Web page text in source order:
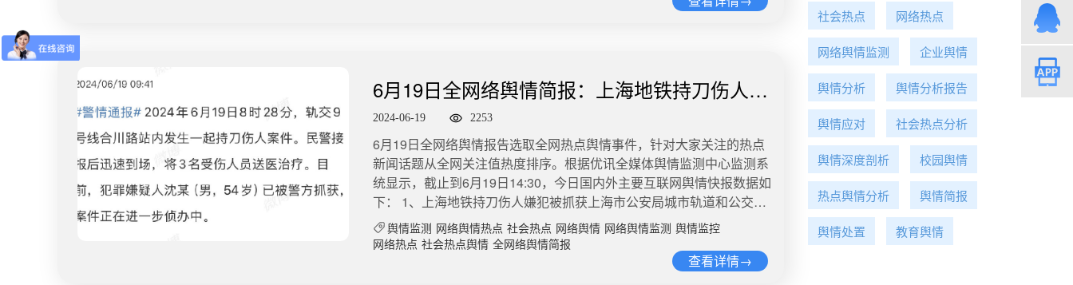
行语用以指代种种让人短暂忘记烦恼、放松心情或转移注意力的事物或
活动。在怀旧意义上，广播体操这个“短效孟婆汤”更加名副其实，它扮
演连接过去与现在、个人与集体、身体与心灵的桥梁角色，成为了人们
寻求精神慰藉和情感共鸣的重要途径。对于许多上班族而言，重新参与
广播体操，既是一场身体的锻炼，又何尝不是一次心灵的回归？微博舆
情热度：阅读量558.2万 讨论量252​6、郑州一小区挣300万给业主分红6
月24日，河南郑州。郑州一小区业主委员会，从小区公共收入中分出三
百多万给业主分红。每平方米13元，按照房本面积给业主发钱，连发5
天。业主大姐领到钱开心地竖起大拇指，她说最起码两年的物业费不用
交了。微博舆情热度：阅读量167.1万 讨论量68
商务专科。进入专科后，张敬成绩不佳，但在努力下，从倒数第四“逆
了大城市，如今在成都安家、娶妻生子。我高考考得不算好，想对学弟
学妹们说，高考很重要，但高考不能定终生，未来仍有很多可能性。”
考543分要奖5006月22日，内蒙古乌兰察布。男生高考后在烧烤店兼
职，高考查分543被店员围住道喜。烧烤店老板李先生称，男生学的是
理科，自己知道他543分的成绩后替他感到开心，将查分的监控画面截
出来给他留作纪念，打算最后结算工资时，给他多发500元左右的奖
金。微博舆情热度：阅读量1148.1万 讨论量282
受访咖啡师透露，即便是一线城市，Manner的咖啡师月薪也基本约在
的高峰，还出现了倒退的情况。“最好的时候基本上新入职的咖啡师，
税前八九千是没问题的，到手大概就是五六千，现在差不多跌了个500
到1000吧。”上海啡越投资管理有限公司董事长王振东对界面新闻说
道。招聘平台5月数据显示，咖啡师平均月薪为4236元。微博舆情热
度：阅读量3513.8万 讨论量3954​4、跑网约车16小时净收入300元早上
6点多出车，晚上11点收车，除去三顿饭，一天大约有16个小时在路
上。开网约车的司机郑师傅告诉记者，每天这么长时间工作，自己感觉
特别累，回到家就想直接躺下。一般人认为，像这样拼命开车，挣到的
钱自然也会多，但事实并非如此。综合记者采访的数十名网约车司机，
扣除租车费、房租、充电费等成本后，司机的普遍月收入在6000元至
8000元之间，换算下来跑一公里挣不到1.5元。受访专家认为，这种现
的人社局局长为其充话费后仍未联系上。微博舆情热度：阅读量3536.2
万 讨论量1486​​3、清华刑法学教授谈姜萍遭质疑6月20日，清华刑法学
趣与人进行争辩，只是担心女孩的处境，所以不认为保持沉默是一种好
的选择。6月15日，劳东燕在个人账号称赞姜萍“活成了自由生命的美好
样子”，愿意为热爱的东西不计所得地付出。6月19日，劳东燕再次发文
评价网上对姜萍的猜疑舆论。面对网友质疑自己不懂数学，劳东燕回
应，自己发的两条博文，“一篇是谈对知识无功利的热爱，涉及教育问
题，一篇是谈在没有信服力的证据时就传播怀疑某人考试作弊的言论涉
嫌诽谤，涉及法律问题。”对于姜萍被质疑，她表示：“在没有可靠证据
6月19日全网络舆情简报：上海地铁持刀伤人嫌
犯被抓获
2024-06-19 2253
​​6月19日全网络舆情报告选取全网热点舆情事件，针对大家关注的热点
新闻话题从全网关注值热度排序。根据优讯全媒体舆情监测中心监测系
统显示，截止到6月19日14:30，今日国内外主要互联网舆情快报数据如
下： 1、上海地铁持刀伤人嫌犯被抓获上海市公安局城市轨道和公交总
队@轨交幺幺零 通报：2024年6月19日8时28分，轨交9号线合川路站
内发生一起持刀伤人案件。民警接报后迅速到场，将3名受伤人员送医
治疗。目前，犯罪嫌疑人沈某（男，54岁）已被警方抓获，案件正在进
舆情监测 网络舆情热点 社会热点 网络舆情 网络舆情监测 舆情监控
网络热点 社会热点舆情 全网络舆情简报
查看详情→
社会热点 网络热点
网络舆情监测 企业舆情
舆情分析 舆情分析报告
舆情应对 社会热点分析
舆情深度剖析 校园舆情
热点舆情分析 舆情简报
舆情处置 教育舆情